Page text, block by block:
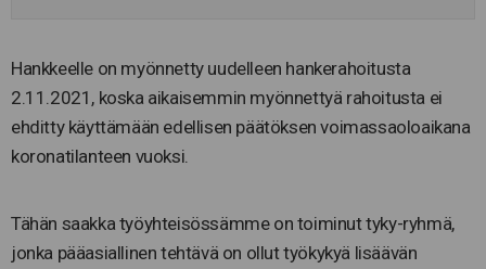
Hankkeelle on myönnetty uudelleen hankerahoitusta
2.11.2021, koska aikaisemmin myönnettyä rahoitusta ei
ehditty käyttämään edellisen päätöksen voimassaoloaikana
koronatilanteen vuoksi.
Tähän saakka työyhteisössämme on toiminut tyky-ryhmä,
jonka pääasiallinen tehtävä on ollut työkykyä lisäävän